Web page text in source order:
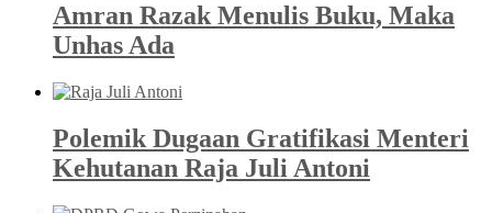
Amran Razak Menulis Buku, Maka
Unhas Ada
Polemik Dugaan Gratifikasi Menteri
Kehutanan Raja Juli Antoni